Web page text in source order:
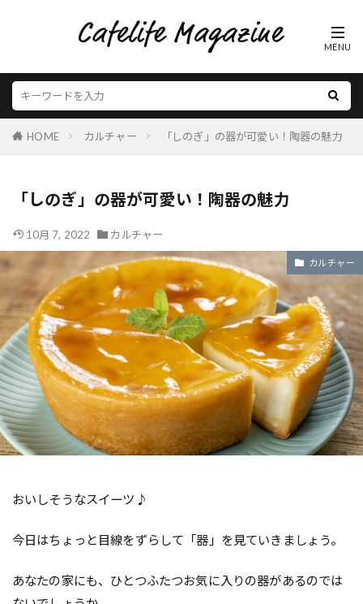
HOME カルチャー 「しのぎ」の器が可愛い！陶器の魅力
「しのぎ」の器が可愛い！陶器の魅力
10月 7, 2022 カルチャー
カルチャー
おいしそうなスイーツ♪
今日はちょっと目線をずらして「器」を見ていきましょう。
あなたの家にも、ひとつふたつお気に入りの器があるのでは